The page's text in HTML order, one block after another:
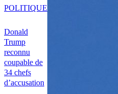
Donald
Trump
reconnu
coupable de
34 chefs
d’accusation
POLITIQUE